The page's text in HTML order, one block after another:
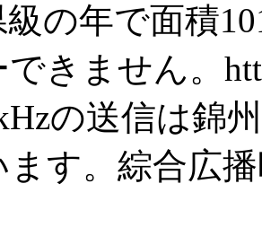
の年で面積
きません。
の送信は錦
す。綜合広